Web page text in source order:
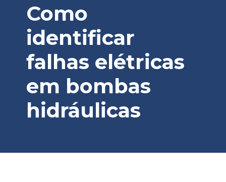
Como
identificar
falhas elétricas
em bombas
hidráulicas